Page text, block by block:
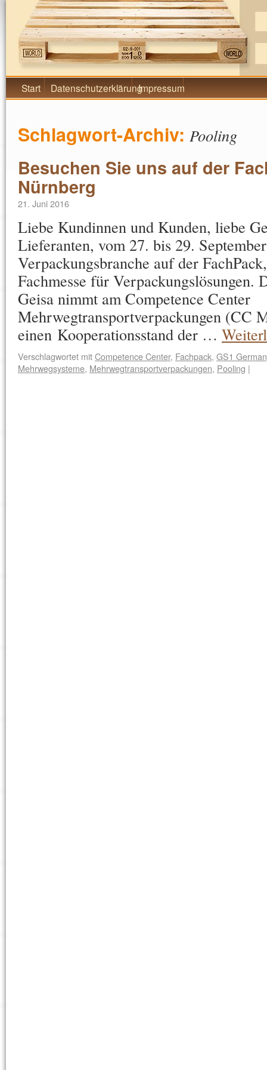
Falkenhahn AG Blog
Start DatenschutzerklärungImpressum
Schlagwort-Archiv: Pooling
Besuchen Sie uns auf der
Nürnberg
21. Juni 2016
Liebe Kundinnen und Kunden, liebe
Lieferanten, vom 27. bis 29.
Verpackungsbranche auf der
Fachmesse für Verpackungslösungen.
Geisa nimmt am Competence Center
Mehrwegtransportverpackungen (CC
einen Kooperationsstand der …
Verschlagwortet mitCompetence Center, Fachpack, GS1
Mehrwegsysteme, Mehrwegtransportverpackungen, Pooling |